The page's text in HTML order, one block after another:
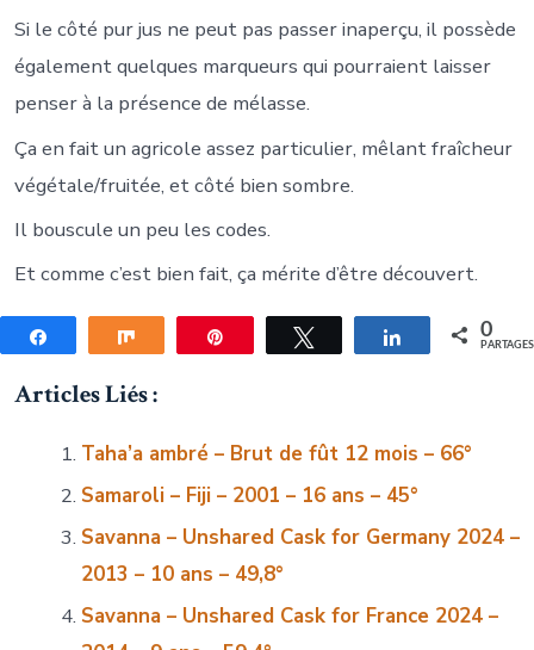
Si le côté pur jus ne peut pas passer inaperçu, il possède
également quelques marqueurs qui pourraient laisser
penser à la présence de mélasse.
Ça en fait un agricole assez particulier, mêlant fraîcheur
végétale/fruitée, et côté bien sombre.
Il bouscule un peu les codes.
Et comme c’est bien fait, ça mérite d’être découvert.
Partagez Partagez Tweetez Partagez 0
PARTAGES
Articles Liés :
Taha’a ambré – Brut de fût 12 mois – 66°
Samaroli – Fiji – 2001 – 16 ans – 45°
Savanna – Unshared Cask for Germany 2024 –
2013 – 10 ans – 49,8°
Savanna – Unshared Cask for France 2024 –